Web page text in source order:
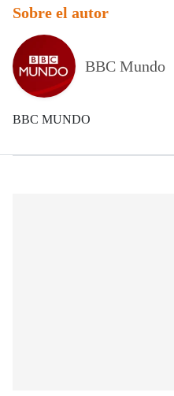
Sobre el autor
BBC Mundo
BBC MUNDO